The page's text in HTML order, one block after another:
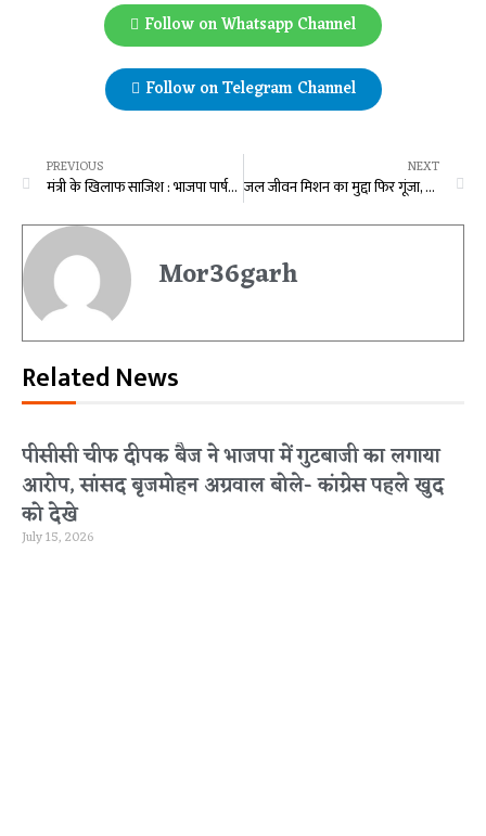
Follow on Whatsapp Channel
Follow on Telegram Channel
PREVIOUS
मंत्री के खिलाफ साजिश : भाजपा पार्षद का ऑडियो वायरल, गुस्साए पार्षद FIR दर्ज कराने पहुंचे थाने…
NEXT
जल जीवन मिशन का मुद्दा फिर गूंजा, भाजपा विधायक के तंज पर नेता प्रतिपक्ष ने किया पलटवार, कहा- कब तक पिछली सरकार का नाम लेकर बचते रहेंगे…
Mor36garh
Related News
पीसीसी चीफ दीपक बैज ने भाजपा में गुटबाजी का लगाया
आरोप, सांसद बृजमोहन अग्रवाल बोले- कांग्रेस पहले खुद
को देखे
July 15, 2026